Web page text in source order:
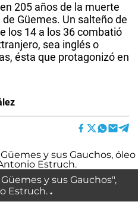
205 años de la muerte
Güemes. Un salteño de
los 14 a los 36 combatió
sea inglés o
ésta que protagonizó en
y sus Gauchos",
Estruch.